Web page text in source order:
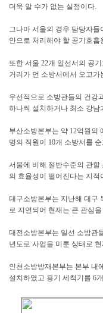
더욱 알 수가 없는 실정이다.
그나마 서울의 경우 담당자
안으로 처리해야 할 공기호
또한 서울 22개 일선서의 공
거리가 먼 소방서에서 오고
우선적으로 소방관들의 건강
하나씩 설치하거나 최소 강
부산소방본부는 약 12억원의
명의 직원이 10개 소방서를
서울에 비해 절반수준의 관
의 효율성이 떨어진다는 지적
대구소방본부는 지난해 대구
로 지연되어 현재는 큰 관심
대전소방본부는 일선 소방관
년도로 사업을 미룬 상태로
인천소방방재본부는 본부 내
설치하였고 용기 세척기를 6